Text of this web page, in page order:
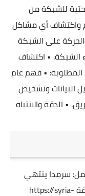
للشبكة من
واكتشاف أي مشاكل
والحركة على الشبكة
الشبكة. • اكتشاف
• فهم عام
البيانات وتشخيص
• الدقة والانتباه
سرمدا ينتهي
https://syria-